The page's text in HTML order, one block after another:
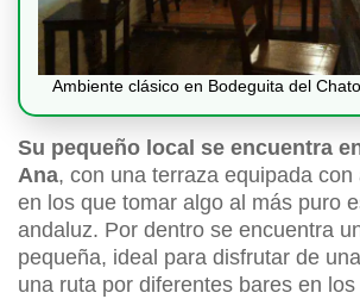
Ambiente clásico en Bodeguita del
Su pequeño local se encuentra
Ana, con una terraza equipada
en los que tomar algo al más puro
andaluz. Por dentro se encuentra
pequeña, ideal para disfrutar de
una ruta por diferentes bares en